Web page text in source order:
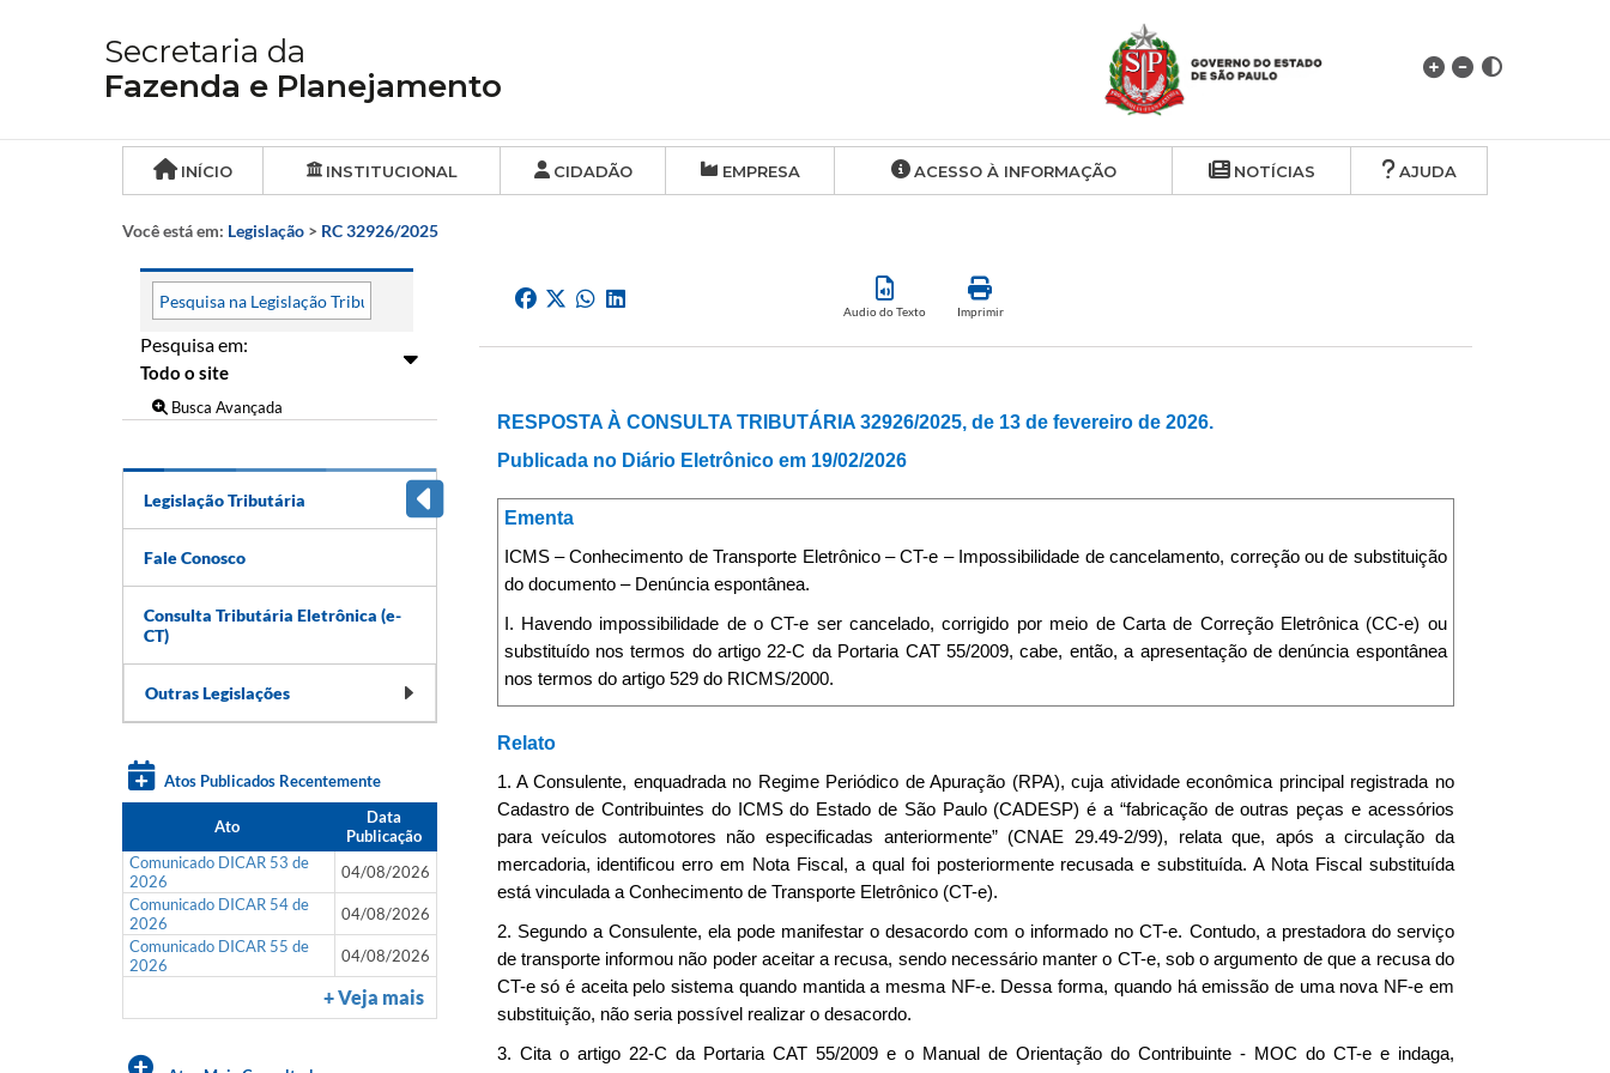
Secretaria da
Fazenda e Planejamento
INÍCIO INSTITUCIONAL CIDADÃO EMPRESA ACESSO À INFORMAÇÃO NOTÍCIAS AJUDA
Você está em: Legislação > RC 32926/2025
Pesquisa em:
Busca Avançada
Legislação Tributária
Fale Conosco
Consulta Tributária Eletrônica (e-
CT)
Outras Legislações
Atos Publicados Recentemente
Ato
Data
Publicação
Comunicado DICAR 53 de
2026
04/08/2026
Comunicado DICAR 54 de
2026
04/08/2026
Comunicado DICAR 55 de
2026
04/08/2026
+ Veja mais
Audio do Texto Imprimir
RESPOSTA À CONSULTA TRIBUTÁRIA 32926/2025, de 13 de fevereiro de 2026.
Publicada no Diário Eletrônico em 19/02/2026
Ementa
ICMS – Conhecimento de Transporte Eletrônico – CT-e – Impossibilidade de cancelamento, correção ou de substituição
do documento – Denúncia espontânea.
I. Havendo impossibilidade de o CT-e ser cancelado, corrigido por meio de Carta de Correção Eletrônica (CC-e) ou
substituído nos termos do artigo 22-C da Portaria CAT 55/2009, cabe, então, a apresentação de denúncia espontânea
nos termos do artigo 529 do RICMS/2000.
Relato
1. A Consulente, enquadrada no Regime Periódico de Apuração (RPA), cuja atividade econômica principal registrada no
Cadastro de Contribuintes do ICMS do Estado de São Paulo (CADESP) é a “fabricação de outras peças e acessórios
para veículos automotores não especificadas anteriormente” (CNAE 29.49-2/99), relata que, após a circulação da
mercadoria, identificou erro em Nota Fiscal, a qual foi posteriormente recusada e substituída. A Nota Fiscal substituída
está vinculada a Conhecimento de Transporte Eletrônico (CT-e).
2. Segundo a Consulente, ela pode manifestar o desacordo com o informado no CT-e. Contudo, a prestadora do serviço
de transporte informou não poder aceitar a recusa, sendo necessário manter o CT-e, sob o argumento de que a recusa do
CT-e só é aceita pelo sistema quando mantida a mesma NF-e. Dessa forma, quando há emissão de uma nova NF-e em
substituição, não seria possível realizar o desacordo.
3. Cita o artigo 22-C da Portaria CAT 55/2009 e o Manual de Orientação do Contribuinte - MOC do CT-e e indaga,